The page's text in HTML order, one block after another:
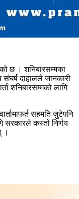
छ । शनिबारसम्मका
संघर्ष दाहालले जानकारी
शनिबारसम्मको लागि
सहमति जुटेपनि
सरकारले कस्तो निर्णय
।